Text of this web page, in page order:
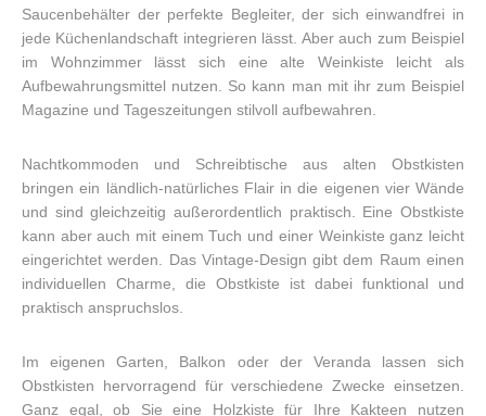
Saucenbehälter der perfekte Begleiter, der sich einwandfrei in
jede Küchenlandschaft integrieren lässt. Aber auch zum Beispiel
im Wohnzimmer lässt sich eine alte Weinkiste leicht als
Aufbewahrungsmittel nutzen. So kann man mit ihr zum Beispiel
Magazine und Tageszeitungen stilvoll aufbewahren.
Nachtkommoden und Schreibtische aus alten Obstkisten
bringen ein ländlich-natürliches Flair in die eigenen vier Wände
und sind gleichzeitig außerordentlich praktisch. Eine Obstkiste
kann aber auch mit einem Tuch und einer Weinkiste ganz leicht
eingerichtet werden. Das Vintage-Design gibt dem Raum einen
individuellen Charme, die Obstkiste ist dabei funktional und
praktisch anspruchslos.
Im eigenen Garten, Balkon oder der Veranda lassen sich
Obstkisten hervorragend für verschiedene Zwecke einsetzen.
Ganz egal, ob Sie eine Holzkiste für Ihre Kakteen nutzen